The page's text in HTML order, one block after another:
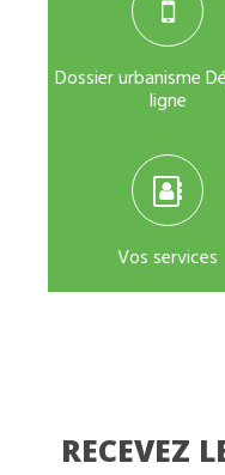
Dossier urbanisme
ligne
Vos services
RECEVEZ